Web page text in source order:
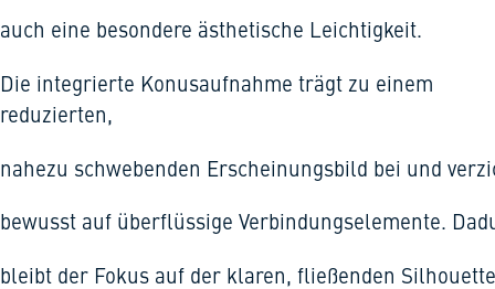
auch eine besondere ästhetische Leichtigkeit.
Die integrierte Konusaufnahme trägt zu einem
reduzierten,
nahezu schwebenden Erscheinungsbild bei und
bewusst auf überflüssige Verbindungselemente.
bleibt der Fokus auf der klaren, fließenden